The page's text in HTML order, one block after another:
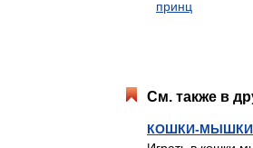
принц
См. также в
КОШКИ-МЫШКИ